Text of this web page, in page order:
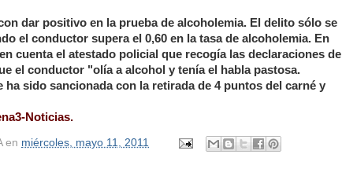
dar positivo en la prueba de alcoholemia. El delito sólo se
el conductor supera el 0,60 en la tasa de alcoholemia. En
cuenta el atestado policial que recogía las declaraciones de
el conductor "olía a alcohol y tenía el habla pastosa.
sido sancionada con la retirada de 4 puntos del carné y
Noticias.
en miércoles, mayo 11, 2011